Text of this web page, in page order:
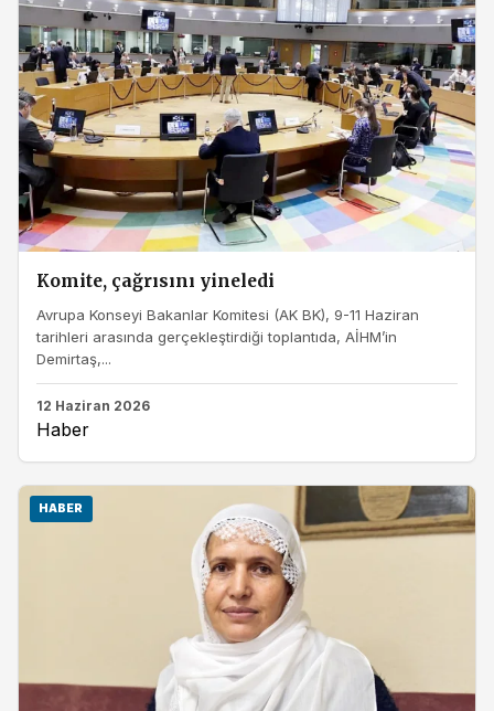
Komite, çağrısını yineledi
Avrupa Konseyi Bakanlar Komitesi (AK BK), 9-11 Haziran
tarihleri arasında gerçekleştirdiği toplantıda, AİHM’in
Demirtaş,...
12 Haziran 2026
Haber
HABER